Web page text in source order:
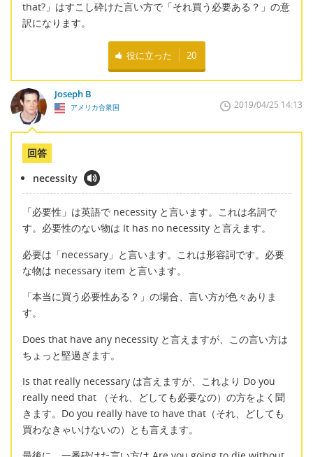
that?」はすこし砕けた言い方で「それ買う必要ある？」の意
訳になります。
役に立った 20
Joseph B
アメリカ合衆国 2019/04/25 14:13
回答
necessity
「必要性」は英語で necessity と言います。これは名詞で
す。必要性のない物は It has no necessity と言えます。
必要は「necessary」と言います。これは形容詞です。必要
な物は necessary item と言います。
「本当に買う必要性ある？」の場合、言い方が色々ありま
す。
Does that have any necessity と言えますが、この言い方は
ちょっと堅過ぎます。
Is that really necessary は言えますが、これより Do you
really need that （それ、どしても必要なの）の方をよく聞
きます。Do you really have to have that（それ、どしても
買わなきゃいけないの）とも言えます。